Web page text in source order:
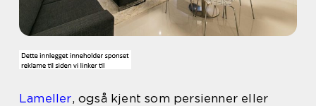
Lameller, også kjent som persienner eller